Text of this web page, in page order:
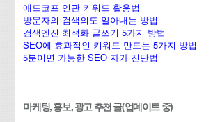
애드코프 연관 키워드 활용법
방문자의 검색의도 알아내는 방법
검색엔진 최적화 글쓰기 5가지 방법
SEO에 효과적인 키워드 만드는 5가지 방법
5분이면 가능한 SEO 자가 진단법
마케팅, 홍보, 광고 추천 글(업데이트 중)